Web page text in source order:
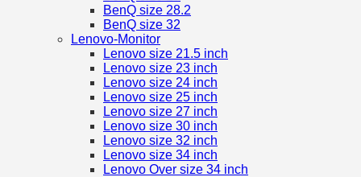
BenQ size 28.2
BenQ size 32
Lenovo-Monitor
Lenovo size 21.5 inch
Lenovo size 23 inch
Lenovo size 24 inch
Lenovo size 25 inch
Lenovo size 27 inch
Lenovo size 30 inch
Lenovo size 32 inch
Lenovo size 34 inch
Lenovo Over size 34 inch